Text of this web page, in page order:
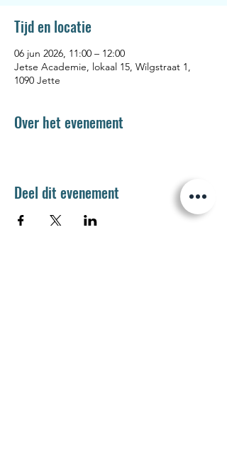
Tijd en locatie
06 jun 2026, 11:00 – 12:00
Jetse Academie, lokaal 15, Wilgstraat 1,
1090 Jette
Over het evenement
Deel dit evenement